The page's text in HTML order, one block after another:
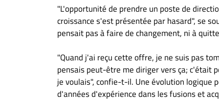
"L'opportunité de prendre un poste de
croissance s'est présentée par hasard", se
pensait pas à faire de changement, ni à
"Quand j'ai reçu cette offre, je ne suis pas
pensais peut-être me diriger vers ça; c'était
je voulais", confie-t-il. Une évolution logique
d'années d'expérience dans les fusions et